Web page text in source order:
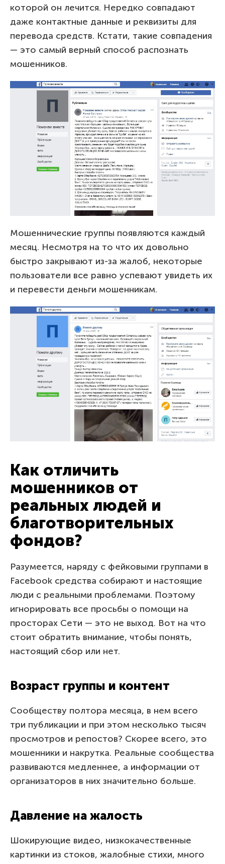
которой он лечится. Нередко совпадают
даже контактные данные и реквизиты для
перевода средств. Кстати, такие совпадения
— это самый верный способ распознать
мошенников.
Мошеннические группы появляются каждый
месяц. Несмотря на то что их довольно
быстро закрывают из-за жалоб, некоторые
пользователи все равно успевают увидеть их
и перевести деньги мошенникам.
Как отличить
мошенников от
реальных людей и
благотворительных
фондов?
Разумеется, наряду с фейковыми группами в
Facebook средства собирают и настоящие
люди с реальными проблемами. Поэтому
игнорировать все просьбы о помощи на
просторах Сети — это не выход. Вот на что
стоит обратить внимание, чтобы понять,
настоящий сбор или нет.
Возраст группы и контент
Сообществу полтора месяца, в нем всего
три публикации и при этом несколько тысяч
просмотров и репостов? Скорее всего, это
мошенники и накрутка. Реальные сообщества
развиваются медленнее, а информации от
организаторов в них значительно больше.
Давление на жалость
Шокирующие видео, низкокачественные
картинки из стоков, жалобные стихи, много